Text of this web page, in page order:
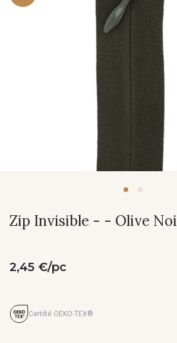
Zip Invisible - - Olive
2,45 €/pc
Certifié OEKO-TEX®